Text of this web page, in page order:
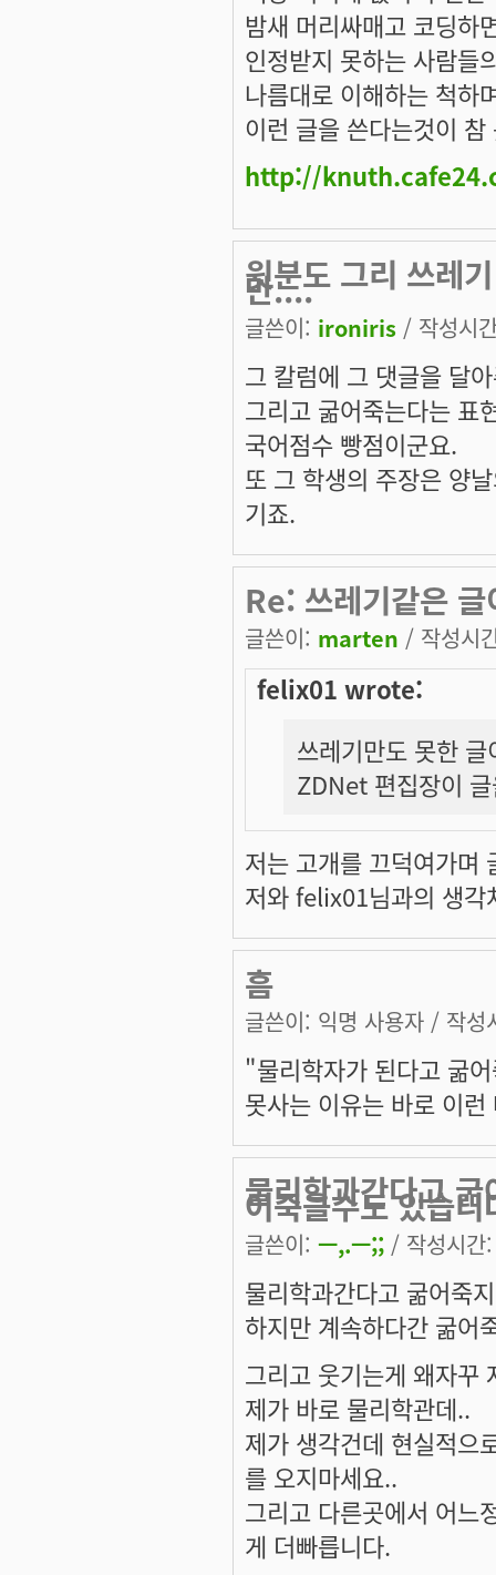
밤새 머리싸매고 코딩하
인정받지 못하는 사람들
나름대로 이해하는 척하
이런 글을 쓴다는것이
http://
윗분도 그리 쓰레
만....
글쓴이: ironiris / 작성시
그 칼럼에 그 댓글을 달
그리고 굶어죽는다는 표
국어점수 빵점이군요.
또 그 학생의 주장은 양
기죠.
Re: 쓰레기같은
글쓴이: marten / 작성시
felix01 wrote:
쓰레기만도 못한
ZDNet 편집장이
저는 고개를 끄덕여가며
저와 felix01님과의 생각
흠
글쓴이: 익명 사용자 / 작성
"물리학자가 된다고 굶
못사는 이유는 바로 이
물리학과간다고
어죽을수도 있습니
글쓴이: ㅡ,.ㅡ;; / 작성시
물리학과간다고 굶어죽
하지만 계속하다간 굶어
그리고 웃기는게 왜자꾸
제가 바로 물리학관데..
제가 생각건데 현실적으
를 오지마세요..
그리고 다른곳에서 어느
게 더빠릅니다.